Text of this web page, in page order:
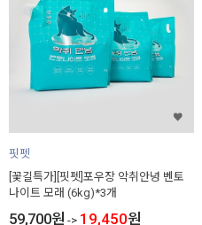
핏펫
[꽃길특가][핏펫]포우장 악취안녕 벤토
나이트 모래 (6kg)*3개
59,700원 -> 19,450원